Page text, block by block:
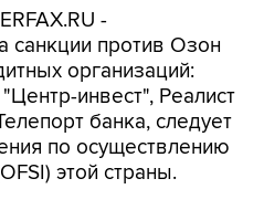
организаций:
инвест", Реалист
банка, следует
по осуществлению
этой страны.
на работу Озон